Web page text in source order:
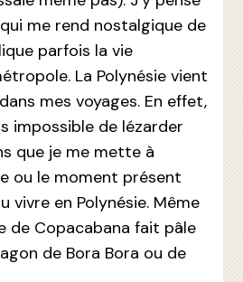
me rend nostalgique de
parfois la vie
La Polynésie vient
mes voyages. En effet,
impossible de lézarder
que je me mette à
ou le moment présent
vivre en Polynésie. Même
de Copacabana fait pâle
de Bora Bora ou de